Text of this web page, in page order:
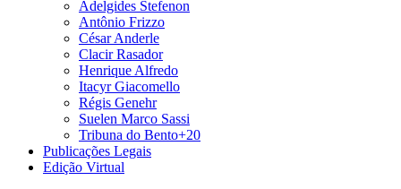
Adelgides Stefenon
Antônio Frizzo
César Anderle
Clacir Rasador
Henrique Alfredo
Itacyr Giacomello
Régis Genehr
Suelen Marco Sassi
Tribuna do Bento+20
Publicações Legais
Edição Virtual